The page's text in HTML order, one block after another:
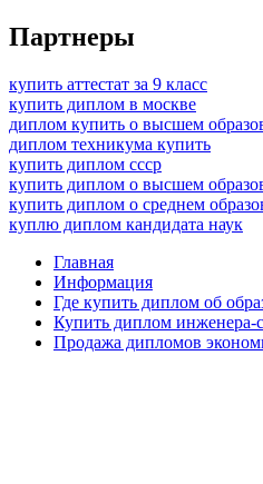
Партнеры
купить аттестат за 9 класс
купить диплом в москве
диплом купить о высшем
диплом техникума купить
купить диплом ссср
купить диплом о высшем
купить диплом о среднем
куплю диплом кандидата наук
Главная
Информация
Где купить диплом об
Купить диплом инженера-
Продажа дипломов